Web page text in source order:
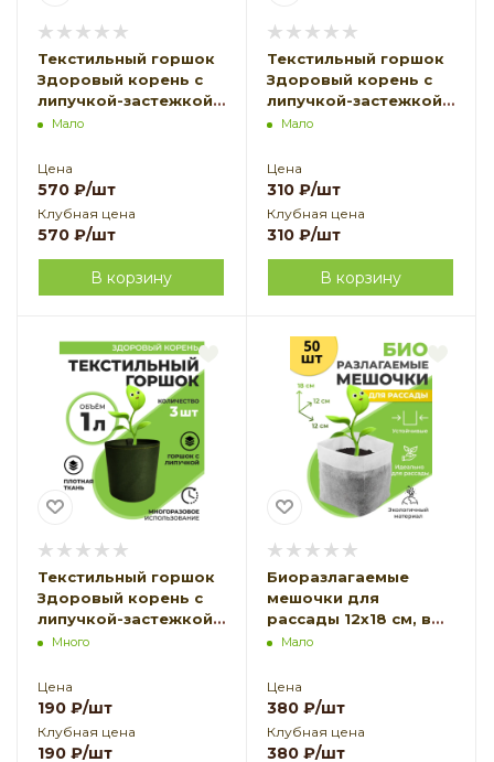
Текстильный горшок
Здоровый корень с
липучкой-застежкой
зеленый 1 л по 10 шт
земледелие
Мало
Цена
570 ₽/шт
Клубная цена
570 ₽/шт
В корзину
Текстильный горшок
Здоровый корень с
липучкой-застежкой
зеленый 1 л по 5 шт
земледелие
Мало
Цена
310 ₽/шт
Клубная цена
310 ₽/шт
В корзину
Текстильный горшок
Здоровый корень с
липучкой-застежкой
зеленый 1 л по 3 шт
земледелие
Много
Цена
190 ₽/шт
Клубная цена
190 ₽/шт
Биоразлагаемые
мешочки для
рассады 12х18 см, в
упаковке 50 шт
земледелие VIP
Мало
Цена
380 ₽/шт
Клубная цена
380 ₽/шт